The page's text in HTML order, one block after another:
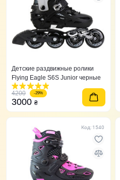
Детские раздвижные ролики
Flying Eagle S6S Junior черные
4200 -29%
3000 ₴
Код: 1540